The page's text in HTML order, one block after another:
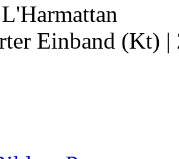
Einband (Kt) |